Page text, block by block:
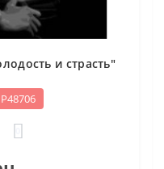
и страсть"